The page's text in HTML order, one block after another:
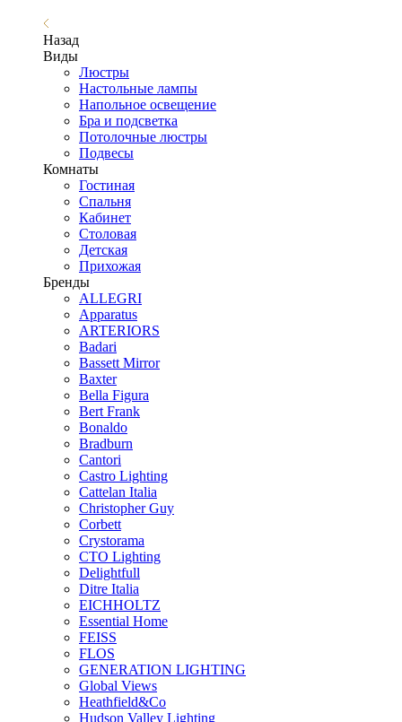
Назад
Виды
Люстры
Настольные лампы
Напольное освещение
Бра и подсветка
Потолочные люстры
Подвесы
Комнаты
Гостиная
Спальня
Кабинет
Столовая
Детская
Прихожая
Бренды
ALLEGRI
Apparatus
ARTERIORS
Badari
Bassett Mirror
Baxter
Bella Figura
Bert Frank
Bonaldo
Bradburn
Cantori
Castro Lighting
Cattelan Italia
Christopher Guy
Corbett
Crystorama
CTO Lighting
Delightfull
Ditre Italia
EICHHOLTZ
Essential Home
FEISS
FLOS
GENERATION LIGHTING
Global Views
Heathfield&Co
Hudson Valley Lighting